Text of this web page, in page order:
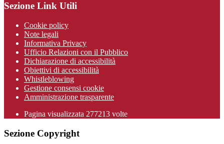
Sezione Link Utili
Cookie policy
Note legali
Informativa Privacy
Ufficio Relazioni con il Pubblico
Dichiarazione di accessibilità
Obiettivi di accessibilità
Whistleblowing
Gestione consensi cookie
Amministrazione trasparente
Pagina visualizzata 277213 volte
Sezione Copyright